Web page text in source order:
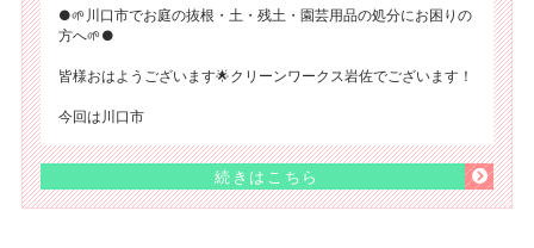
●🌱川口市でお庭の抜根・土・残土・園芸用品の処分にお困りの
方へ🌱●
皆様おはようございます🌟クリーンワークス岩佐でございます！
今回は川口市
続きはこちら